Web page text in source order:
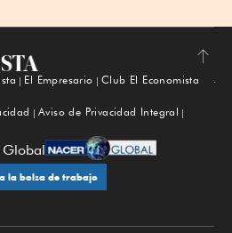
Subir
El Empresario
Club El Economista
Aviso de Privacidad Integral
la bolsa de trabajo